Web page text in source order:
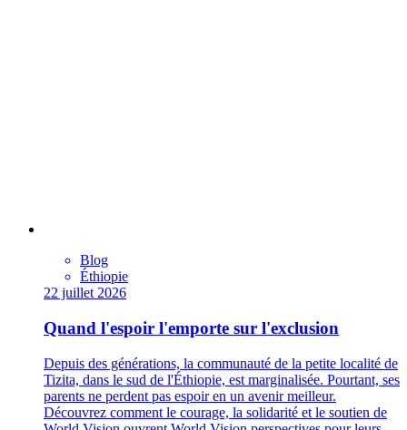
Blog
Éthiopie
22 juillet 2026
Quand l'espoir l'emporte sur l'exclusion
Depuis des générations, la communauté de la petite localité de
Tizita, dans le sud de l'Éthiopie, est marginalisée. Pourtant, ses
parents ne perdent pas espoir en un avenir meilleur.
Découvrez comment le courage, la solidarité et le soutien de